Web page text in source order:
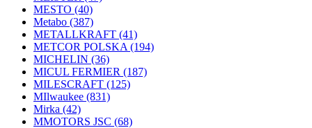
MESTO (40)
Metabo (387)
METALLKRAFT (41)
METCOR POLSKA (194)
MICHELIN (36)
MICUL FERMIER (187)
MILESCRAFT (125)
MIlwaukee (831)
Mirka (42)
MMOTORS JSC (68)